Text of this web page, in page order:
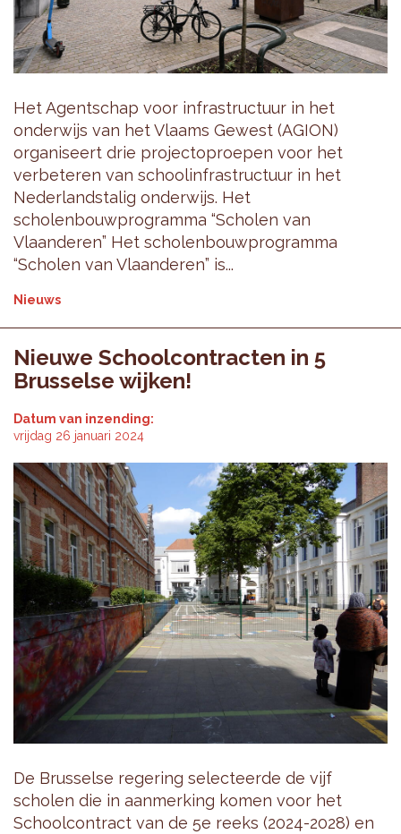
Het Agentschap voor infrastructuur in het
onderwijs van het Vlaams Gewest (AGION)
organiseert drie projectoproepen voor het
verbeteren van schoolinfrastructuur in het
Nederlandstalig onderwijs. Het
scholenbouwprogramma “Scholen van
Vlaanderen” Het scholenbouwprogramma
“Scholen van Vlaanderen” is...
Nieuws
Nieuwe Schoolcontracten in 5
Brusselse wijken!
Datum van inzending:
vrijdag 26 januari 2024
De Brusselse regering selecteerde de vijf
scholen die in aanmerking komen voor het
Schoolcontract van de 5e reeks (2024-2028) en